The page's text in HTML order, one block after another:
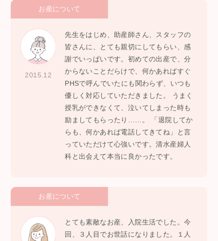
お産について
2015.12
先生をはじめ、助産師さん、スタッフの
皆さんに、とても親切にしてもらい、感
謝でいっぱいです。初めての出産で、分
からないことだらけで、何かあればすぐ
PHSで呼んでいたにも関わらず、いつも
優しく対応していただきました。 うまく
授乳ができなくて、泣いてしまった時も
励ましてもらったり……。 「退院してか
らも、何かあれば電話してきてね」と言
っていただけて心強いです。清水産婦人
科と出会えて本当に良かったです。
お産について
とても素敵なお産、入院生活でした。今
回、３人目でお世話になりました。１人